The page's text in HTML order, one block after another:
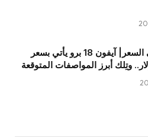
ارتفاع في السعر| آيفون 18 برو يأتي بسعر